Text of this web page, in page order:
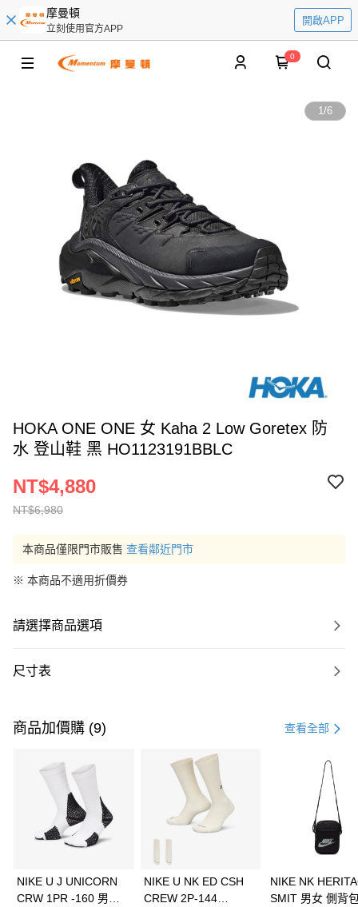
摩曼頓
立刻使用官方APP
開啟APP
0
1/6
HOKA ONE ONE 女 Kaha 2 Low Goretex 防
水 登山鞋 黑 HO1123191BBLC
NT$6,980
NT$4,880
本商品僅限門市販售 查看鄰近門市
※ 本商品不適用折價券
請選擇商品選項
尺寸表
商品加價購 (9) 查看全部
NIKE U J UNICORN
CRW 1PR -160 男女
NIKE U NK ED CSH
CREW 2P-144
NIKE NK
SMIT 男女 側背